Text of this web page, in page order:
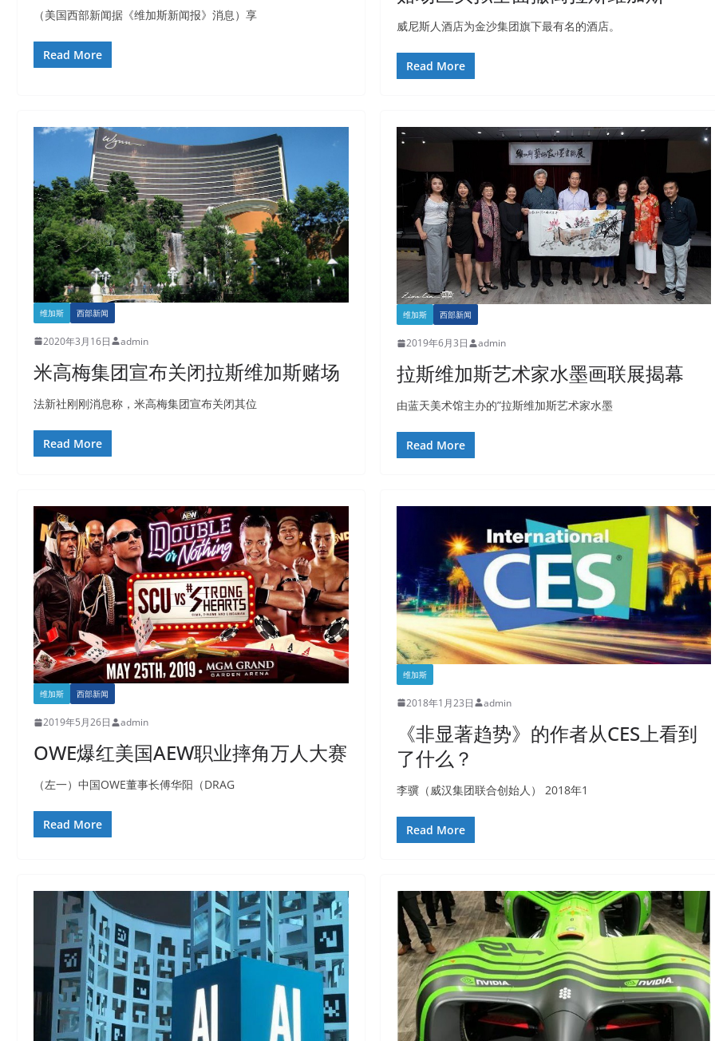
（美国西部新闻据《维加斯新闻报》消息）享
Read More
威尼斯人酒店为金沙集团旗下最有名的酒店。
Read More
维加斯 西部新闻
2020年3月16日 admin
米高梅集团宣布关闭拉斯维加斯赌场
法新社刚刚消息称，米高梅集团宣布关闭其位
Read More
维加斯 西部新闻
2019年6月3日 admin
拉斯维加斯艺术家水墨画联展揭幕
由蓝天美术馆主办的”拉斯维加斯艺术家水墨
Read More
维加斯 西部新闻
2019年5月26日 admin
OWE爆红美国AEW职业摔角万人大赛
（左一）中国OWE董事长傅华阳（DRAG
Read More
维加斯
2018年1月23日 admin
《非显著趋势》的作者从CES上看到
了什么？
李骥（威汉集团联合创始人） 2018年1
Read More